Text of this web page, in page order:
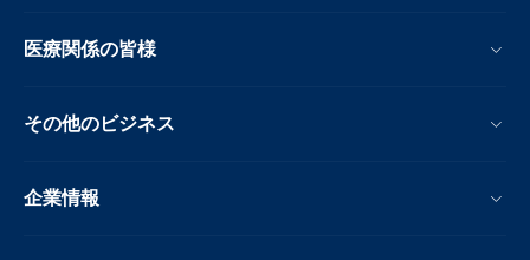
医療関係の皆様
その他のビジネス
企業情報